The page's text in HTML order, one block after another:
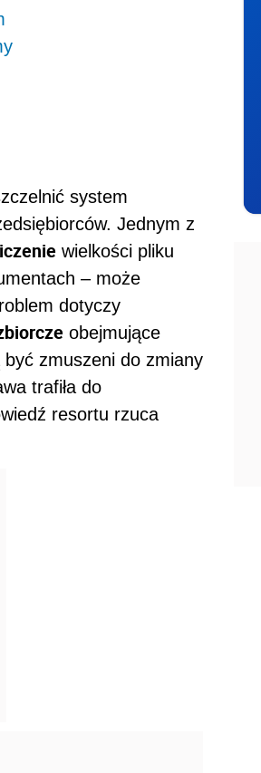
system
Jednym z
wielkości pliku
– może
dotyczy
obejmujące
zmuszeni do zmiany
trafiła do
resortu rzuca